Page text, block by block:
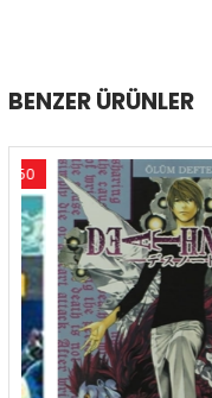
BENZER ÜRÜNLER